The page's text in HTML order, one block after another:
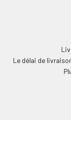
Le délai de